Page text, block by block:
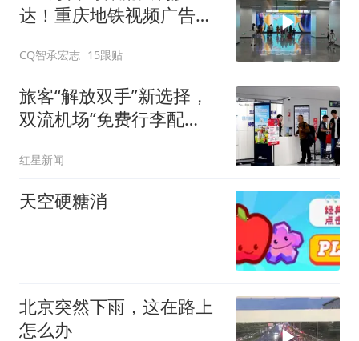
达！重庆地铁视频广告，
CQ智承宏志 15跟贴
旅客“解放双手”新选择，
双流机场“免费行李配
红星新闻
天空硬糖消
北京突然下雨，这在路上
怎么办